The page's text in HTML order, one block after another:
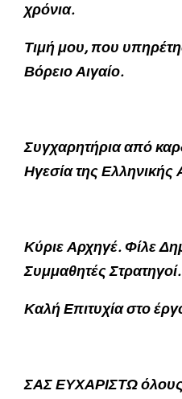
χρόνια.
Τιμή μου, που
Βόρειο Αιγαίο.
Συγχαρητήρια από
Ηγεσία της Ελληνικής
Κύριε Αρχηγέ. Φίλε
Συμμαθητές Στρατηγοί.
Καλή Επιτυχία στο
ΣΑΣ ΕΥΧΑΡΙΣΤΩ